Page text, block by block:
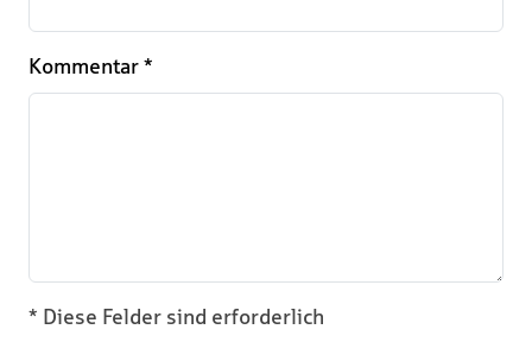
Kommentar *
* Diese Felder sind erforderlich